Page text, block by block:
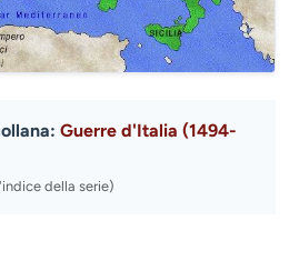
Guerre d'Italia (1494-
della serie)